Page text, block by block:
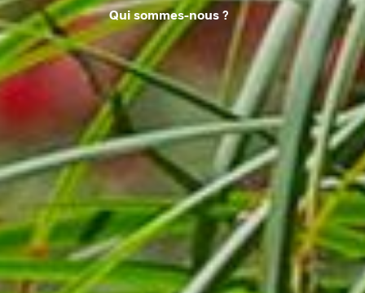
Qui sommes-nous ?